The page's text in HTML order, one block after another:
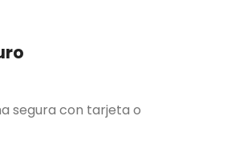
segura con tarjeta o